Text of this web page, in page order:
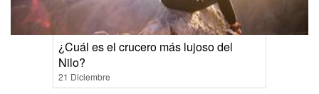
¿Cuál es el crucero más lujoso del
Nilo?
21 Diciembre